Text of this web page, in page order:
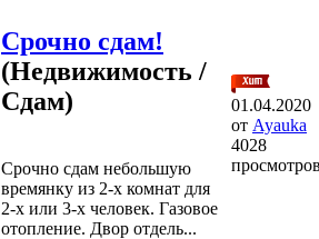
Срочно сдам!
(Недвижимость /
Сдам)
Срочно сдам небольшую
времянку из 2-х комнат для
2-х или 3-х человек. Газовое
отопление. Двор отдель...
01.04.2020
от Ayauka
4028